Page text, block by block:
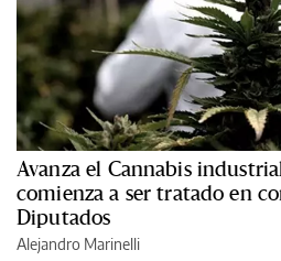
Avanza el Cannabis
comienza a ser tratado en
Diputados
Alejandro Marinelli